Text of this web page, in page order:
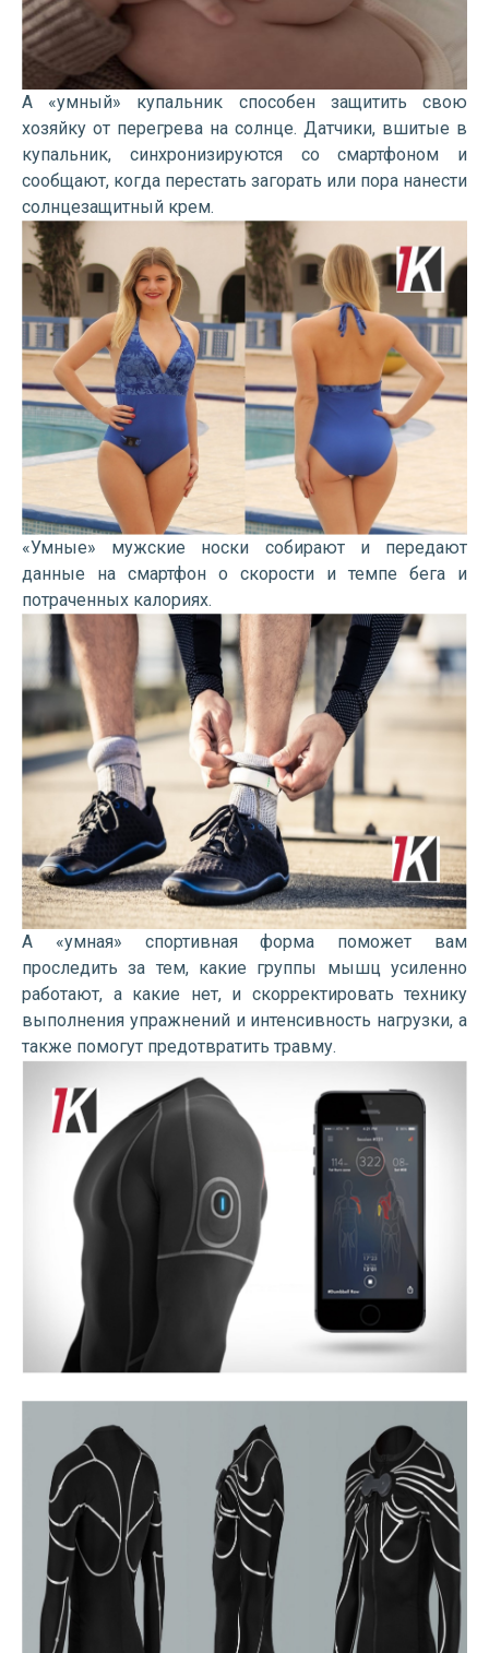
А «умный» купальник способен защитить свою
хозяйку от перегрева на солнце. Датчики, вшитые в
купальник, синхронизируются со смартфоном и
сообщают, когда перестать загорать или пора нанести
солнцезащитный крем.
«Умные» мужские носки собирают и передают
данные на смартфон о скорости и темпе бега и
потраченных калориях.
А «умная» спортивная форма поможет вам
проследить за тем, какие группы мышц усиленно
работают, а какие нет, и скорректировать технику
выполнения упражнений и интенсивность нагрузки, а
также помогут предотвратить травму.